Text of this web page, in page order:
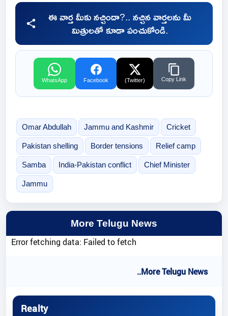
ఈ వార్త మీకు నచ్చిందా?.. నచ్చిన వార్తలను మీ
మిత్రులతో కూడా పంచుకోండి.
WhatsApp Facebook (Twitter) Copy Link
Omar Abdullah Jammu and Kashmir Cricket
Pakistan shelling Border tensions Relief camp
Samba India-Pakistan conflict Chief Minister
Jammu
More Telugu News
Error fetching data: Failed to fetch
..More Telugu News
Realty